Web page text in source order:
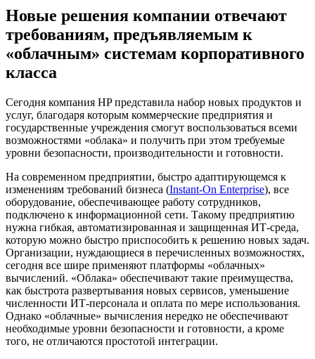
Новые решения компании отвечают
требованиям, предъявляемым к
«облачным» системам корпоративного
класса
Сегодня компания HP представила набор новых продуктов и
услуг, благодаря которым коммерческие предприятия и
государственные учреждения смогут воспользоваться всеми
возможностями «облака» и получить при этом требуемые
уровни безопасности, производительности и готовности.
На современном предприятии, быстро адаптирующемся к
изменениям требований бизнеса (Instant-On Enterprise), все
оборудование, обеспечивающее работу сотрудников,
подключено к информационной сети. Такому предприятию
нужна гибкая, автоматизированная и защищенная ИТ-среда,
которую можно быстро приспособить к решению новых задач.
Организации, нуждающиеся в перечисленных возможностях,
сегодня все шире применяют платформы «облачных»
вычислений. «Облака» обеспечивают такие преимущества,
как быстрота развертывания новых сервисов, уменьшение
численности ИТ-персонала и оплата по мере использования.
Однако «облачные» вычисления нередко не обеспечивают
необходимые уровни безопасности и готовности, а кроме
того, не отличаются простотой интеграции.